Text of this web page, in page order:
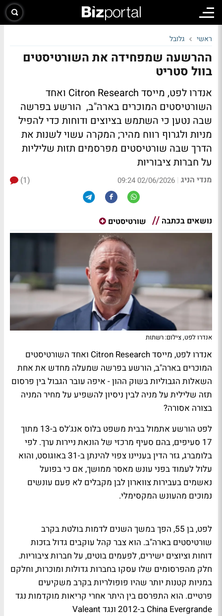
ראשי גלובל
ההרשעה שמפחידה את השורטיסטים
בוול סטריט
אנדרו לפט, מייסד Citron Research ואחד
השורטיסטים המוכרים בארה"ב, הורשע בפרשה
שבה נטען כי השתמש בציוצים ודוחות כדי להפיל
מניות ולגרוף רווח מהיר; המקרה עשוי לשנות את
הדרך שבה שורטיסטים מפרסמים תזות שליליות
על חברות ציבוריות
מנדי הניג |
02/06/2026 09:24
(1)
נושאים בכתבה שורטיסטים
אנדרו לפט, צילום: רשתות
אנדרו לפט, מייסד Citron Research ואחד השורטיסטים
המוכרים בארה"ב, הורשע בפרשה שמעלה מחדש את אחת
השאלות הגבוליות בשוק ההון - איפה עובר הגבול בין פרסום
תזה שלילית על מניה לבין ניסיון להשפיע על מחיר המניה
בצורה אסורה?
לפט הורשע אתמול בבית משפט בלוס אנג'לס ב-13 מתוך
17 סעיפים, בהם סעיף מרכזי של הונאת ניירות ערך. לפי
בלומברג, גזר הדין בעניינו צפוי להינתן ב-31 באוגוסט, והוא
עלול לעמוד בפני עונש מאסר ממושך, אם כי בפועל
נאשמים בעבירות צווארון לבן מקבלים לא פעם עונשים
נמוכים מהעונש המקסימלי.
לפט, בן 55, הפך במשך השנים לדמות בולטת בקרב
שורטיסטים בארה"ב. הוא צבר קהל עוקבים גדול בזכות
דוחות וציוצים ישירים, לפעמים בוטים, על חברות ציבוריות.
חלק מהפרסומים שלו עסקו בחברות גדולות ומוכרות, וחלקם
במניות קטנות יותר שהיו פופולריות בקרב משקיעים
פרטיים. הוא התפרסם בין היתר אחרי קריאות מוקדמות נגד
China Evergrande ב-2012 ונגד Valeant